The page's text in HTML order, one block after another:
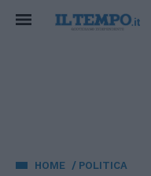
HOME POLITICA